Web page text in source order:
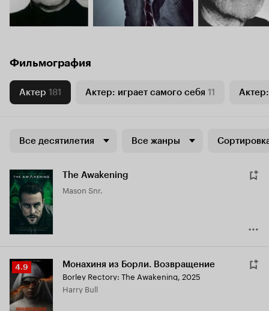
Фильмография
Актер 181 Актер: играет самого себя 11
Все десятилетия Все жанры
The Awakening
Mason Snr.
Рейтинг
Кинопоиска
4.9
4.9 Монахиня из Борли. Возвращение
Borley Rectory: The Awakening, 2025
Harry Bull